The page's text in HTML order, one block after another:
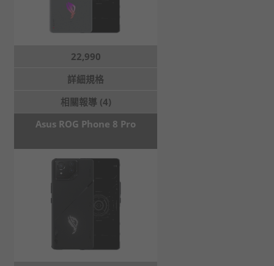
22,990
詳細規格
相關報導 (4)
Asus ROG Phone 8 Pro